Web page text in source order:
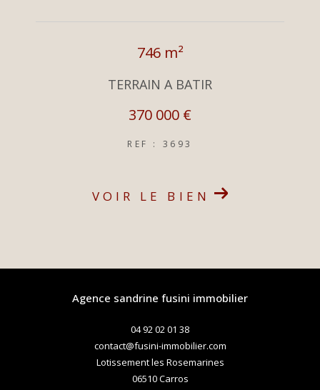
746 m²
TERRAIN A BATIR
370 000 €
REF : 3693
VOIR LE BIEN
agence sandrine fusini immobilier
04 92 02 01 38
contact@fusini-immobilier.com
Lotissement les Rosemarines
06510 carros